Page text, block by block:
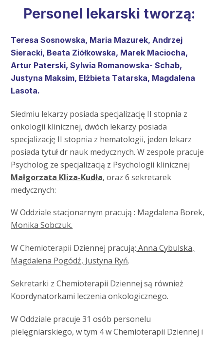
Personel lekarski tworzą:
Teresa Sosnowska, Maria Mazurek, Andrzej
Sieracki, Beata Ziółkowska, Marek Maciocha,
Artur Paterski, Sylwia Romanowska- Schab,
Justyna Maksim, Elżbieta Tatarska, Magdalena
Lasota.
Siedmiu lekarzy posiada specjalizację II stopnia z
onkologii klinicznej, dwóch lekarzy posiada
specjalizację II stopnia z hematologii, jeden lekarz
posiada tytuł dr nauk medycznych. W zespole pracuje
Psycholog ze specjalizacją z Psychologii klinicznej
Małgorzata Kliza-Kudła, oraz 6 sekretarek
medycznych:
W Oddziale stacjonarnym pracują : Magdalena Borek,
Monika Sobczuk.
W Chemioterapii Dziennej pracują: Anna Cybulska,
Magdalena Pogódź, Justyna Ryń.
Sekretarki z Chemioterapii Dziennej są również
Koordynatorkami leczenia onkologicznego.
W Oddziale pracuje 31 osób personelu
pielęgniarskiego, w tym 4 w Chemioterapii Dziennej i